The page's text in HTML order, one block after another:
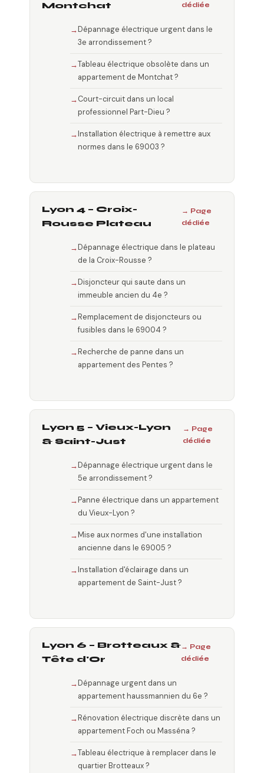
Montchat
dédiée
Dépannage électrique urgent dans le
3e arrondissement ?
Tableau électrique obsolète dans un
appartement de Montchat ?
Court-circuit dans un local
professionnel Part-Dieu ?
Installation électrique à remettre aux
normes dans le 69003 ?
Lyon 4 – Croix-
Rousse Plateau
→ Page
dédiée
Dépannage électrique dans le plateau
de la Croix-Rousse ?
Disjoncteur qui saute dans un
immeuble ancien du 4e ?
Remplacement de disjoncteurs ou
fusibles dans le 69004 ?
Recherche de panne dans un
appartement des Pentes ?
Lyon 5 – Vieux-Lyon
& Saint-Just
→ Page
dédiée
Dépannage électrique urgent dans le
5e arrondissement ?
Panne électrique dans un appartement
du Vieux-Lyon ?
Mise aux normes d'une installation
ancienne dans le 69005 ?
Installation d'éclairage dans un
appartement de Saint-Just ?
Lyon 6 – Brotteaux &
Tête d'Or
→ Page
dédiée
Dépannage urgent dans un
appartement haussmannien du 6e ?
Rénovation électrique discrète dans un
appartement Foch ou Masséna ?
Tableau électrique à remplacer dans le
quartier Brotteaux ?